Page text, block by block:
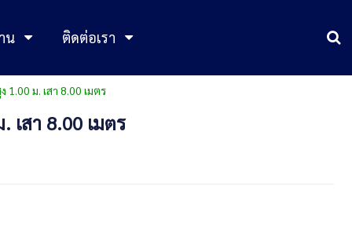
น ติดต่อเรา
ม. เสา 8.00 เมตร
สา 8.00 เมตร